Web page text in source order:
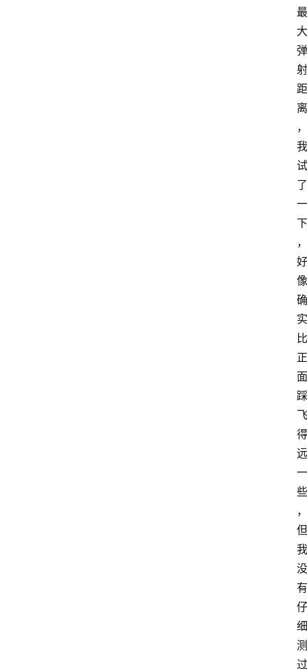
最
大
弹
射
距
离
，
我
试
了
一
下
，
好
像
确
实
比
正
面
踩
飞
得
远
一
些
，
但
我
没
有
仔
细
测
过